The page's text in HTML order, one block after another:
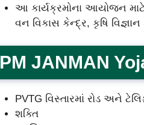
આ કાર્યક્રમોના આયોજન
વન વિકાસ કેન્દ્ર, કૃષિ
PM JANMAN
PVTG વિસ્તારમાં રોડ અને
શક્તિ